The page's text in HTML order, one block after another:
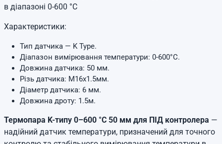
в діапазоні 0-600 °C
Характеристики:
Тип датчика — K Type.
Діапазон вимірювання температури: 0-600°C.
Довжина датчика: 50 мм.
Різь датчика: М16х1.5мм.
Діаметр датчика: 6 мм.
Довжина дроту: 1.5м.
Термопара K-типу 0–600 °C 50 мм для ПІД контролера —
надійний датчик температури, призначений для точного